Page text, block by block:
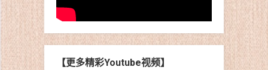
【更多精彩Youtube视频】